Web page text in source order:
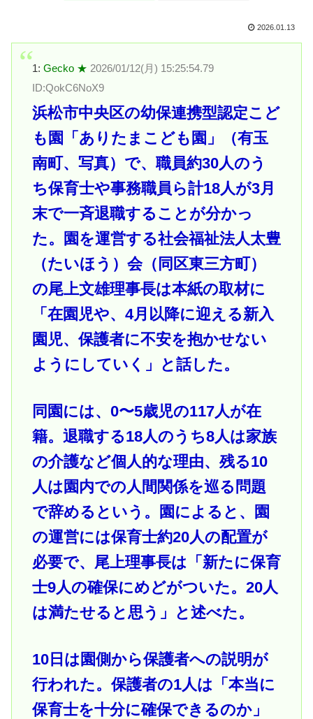
2026.01.13
1: Gecko ★ 2026/01/12(月) 15:25:54.79
ID:QokC6NoX9
浜松市中央区の幼保連携型認定こど
も園「ありたまこども園」（有玉
南町、写真）で、職員約30人のう
ち保育士や事務職員ら計18人が3月
末で一斉退職することが分かっ
た。園を運営する社会福祉法人太豊
（たいほう）会（同区東三方町）
の尾上文雄理事長は本紙の取材に
「在園児や、4月以降に迎える新入
園児、保護者に不安を抱かせない
ようにしていく」と話した。
同園には、0〜5歳児の117人が在
籍。退職する18人のうち8人は家族
の介護など個人的な理由、残る10
人は園内での人間関係を巡る問題
で辞めるという。園によると、園
の運営には保育士約20人の配置が
必要で、尾上理事長は「新たに保育
士9人の確保にめどがついた。20人
は満たせると思う」と述べた。
10日は園側から保護者への説明が
行われた。保護者の1人は「本当に
保育士を十分に確保できるのか」